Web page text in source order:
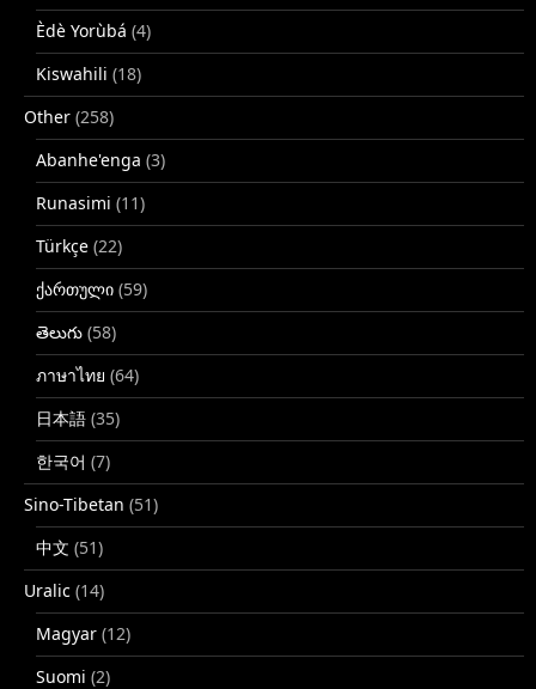
Èdè Yorùbá (4)
Kiswahili (18)
Other (258)
Abanhe'enga (3)
Runasimi (11)
Türkçe (22)
ქართული (59)
తెలుగు (58)
ภาษาไทย (64)
日本語 (35)
한국어 (7)
Sino-Tibetan (51)
中文 (51)
Uralic (14)
Magyar (12)
Suomi (2)